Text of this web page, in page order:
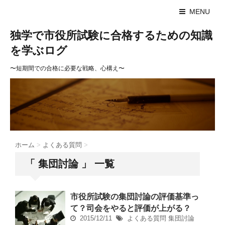
MENU
独学で市役所試験に合格するための知識
を学ぶログ
〜短期間での合格に必要な戦略、心構え〜
ホーム > よくある質問 >
「 集団討論 」 一覧
市役所試験の集団討論の評価基準っ
て？司会をやると評価が上がる？
2015/12/11 よくある質問 集団討論